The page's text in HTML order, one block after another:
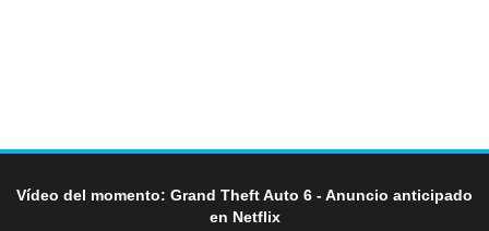
Vídeo del momento: Grand Theft Auto 6 - Anuncio anticipado
en Netflix